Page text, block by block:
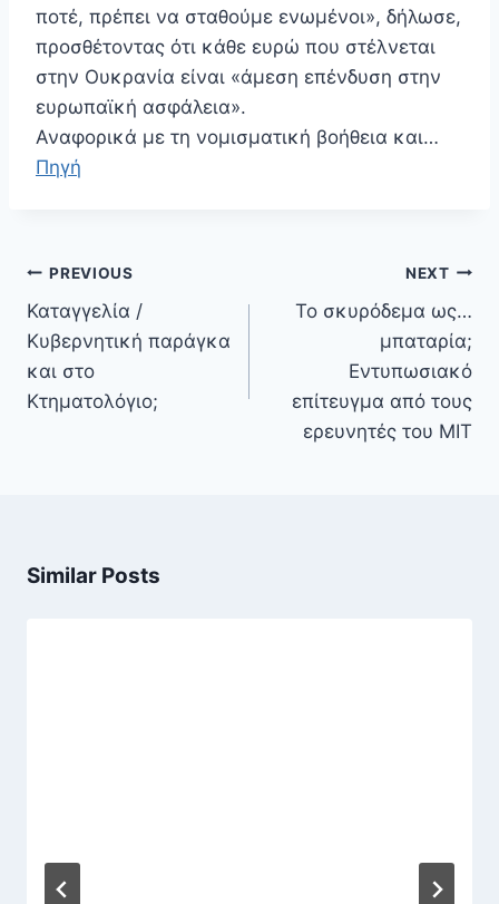
ποτέ, πρέπει να σταθούμε ενωμένοι», δήλωσε,
προσθέτοντας ότι κάθε ευρώ που στέλνεται
στην Ουκρανία είναι «άμεση επένδυση στην
ευρωπαϊκή ασφάλεια».
Αναφορικά με τη νομισματική βοήθεια και…
Πηγή
Πλοήγηση
άρθρων
PREVIOUS
Καταγγελία /
Κυβερνητική παράγκα
και στο
Κτηματολόγιο;
NEXT
Το σκυρόδεμα ως…
μπαταρία;
Εντυπωσιακό
επίτευγμα από τους
ερευνητές του MIT
Similar Posts